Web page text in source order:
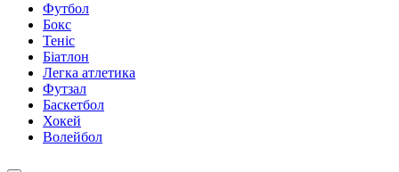
Футбол
Бокс
Теніс
Біатлон
Легка атлетика
Футзал
Баскетбол
Хокей
Волейбол